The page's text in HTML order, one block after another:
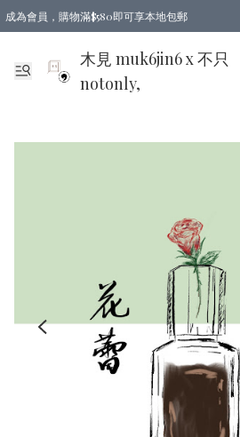
成為會員，購物滿$580即可享本地包郵
亞洲地區買滿$780包郵，歐美地區買滿$980包郵
木見 muk6jin6 x 不只
notonly,